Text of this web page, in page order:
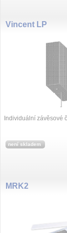
Vincent LP
Individuální závěsové
není skladem
MRK2